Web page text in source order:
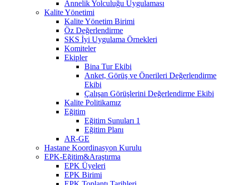
Annelik Yolculuğu Uygulaması
Kalite Yönetimi
Kalite Yönetim Birimi
Öz Değerlendirme
SKS İyi Uygulama Örnekleri
Komiteler
Ekipler
Bina Tur Ekibi
Anket, Görüş ve Önerileri Değerlendirme
Ekibi
Çalışan Görüşlerini Değerlendirme Ekibi
Kalite Politikamız
Eğitim
Eğitim Sunuları 1
Eğitim Planı
AR-GE
Hastane Koordinasyon Kurulu
EPK-Eğitim&Araştırma
EPK Üyeleri
EPK Birimi